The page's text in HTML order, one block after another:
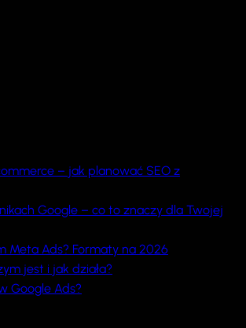
– jak planować SEO z
Google – co to znaczy dla Twojej
Meta Ads? Formaty na 2026
jest i jak działa?
Google Ads?